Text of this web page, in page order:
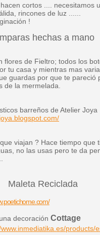
cortos .... necesitamos
rincones de luz ......
!
hechas a mano
flores de Fieltro; todos los
tu casa y mientras mas
guardas por que te pareció
de la mermelada.
barreños de Atelier Joya
/
viajan ? Hace tiempo que
no las usas pero te da
Maleta Reciclada
decoración Cottage
products/